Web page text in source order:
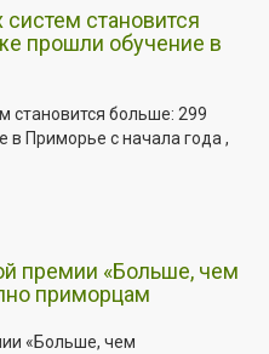
становится
прошли обучение в
становится больше: 299
в Приморье с начала года ,
премии «Больше, чем
приморцам
«Больше, чем